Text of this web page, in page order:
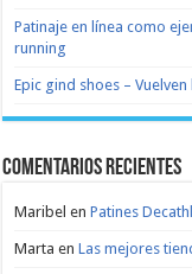
Patinaje en línea como
running
Epic gind shoes –
Comentarios recientes
Maribel enPatines
Marta enLas mejores